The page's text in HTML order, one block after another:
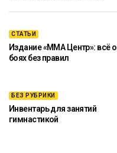
СТАТЬИ
Издание «ММА Центр»: всё о
боях без правил
БЕЗ РУБРИКИ
Инвентарь для занятий
гимнастикой